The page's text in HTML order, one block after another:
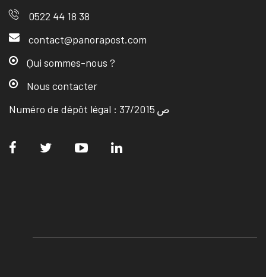
0522 44 18 38
contact@panorapost.com
Qui sommes-nous ?
Nous contacter
Numéro de dépôt légal : ص 37/2015